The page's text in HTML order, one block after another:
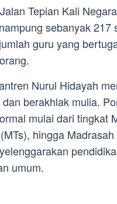
Tepian Kali
sebanyak
guru yang
Nurul Hidayah
berakhlak mulia.
mulai dari tingkat
hingga
umum.